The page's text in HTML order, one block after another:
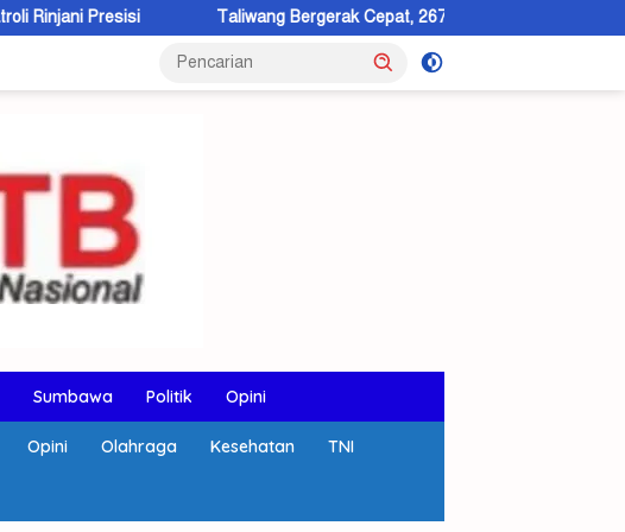
Taliwang Bergerak Cepat, 267 Balita Stunting Jadi Fokus Intervensi
Sumbawa Politik Opini
Opini Olahraga Kesehatan TNI